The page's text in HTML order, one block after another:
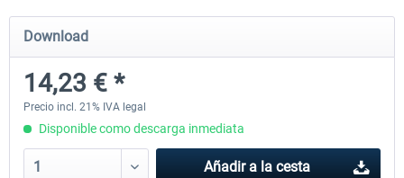
ChrisTrains - Stadler GTW
18,15 € *
NS-DM90
Download
14,23 € *
Precio incl. 21% IVA legal
Disponible como descarga inmediata
Añadir a la cesta